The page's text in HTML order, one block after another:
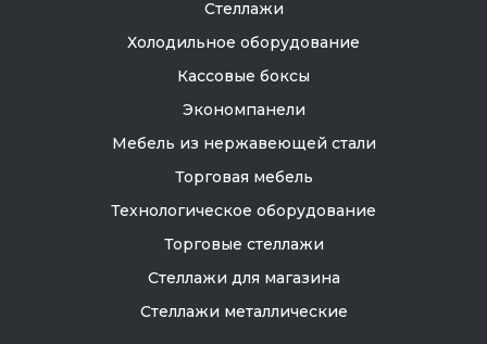
Стеллажи
Холодильное оборудование
Кассовые боксы
Экономпанели
Мебель из нержавеющей стали
Торговая мебель
Технологическое оборудование
Торговые стеллажи
Стеллажи для магазина
Стеллажи металлические